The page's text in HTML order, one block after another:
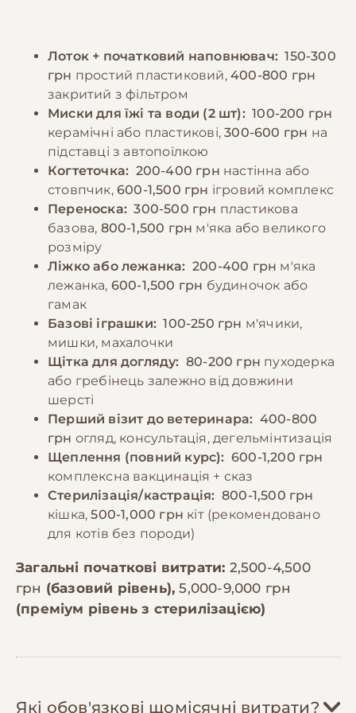
активність необхідні для підтримки здоров'я
та запобігання поведінковим проблемам.
🎁 −10% на зоотовари
За промокодом E-PET
годувати 2-3 рази на день, дотримуючись
регулярного режиму. Потрібно уникати
годування зі столу та продуктів, які можуть
бути шкідливими для котів. При зміні типу
корму необхідно робити це поступово
протягом 7-10 днів. Важливо спостерігати за
реакцією кота на їжу та коригувати раціон
за необхідності.
🎁 −10% на зоотовари
За промокодом E-PET
Лоток + початковий наповнювач: 150-300
грн простий пластиковий,400-800 грн
закритий з фільтром
Миски для їжі та води (2 шт): 100-200 грн
керамічні або пластикові,300-600 грн на
підставці з автопоїлкою
Когтеточка: 200-400 грн настінна або
стовпчик, 600-1,500 грн ігровий комплекс
Переноска: 300-500 грн пластикова
базова, 800-1,500 грн м'яка або великого
розміру
Ліжко або лежанка: 200-400 грн м'яка
лежанка, 600-1,500 грн будиночок або
гамак
Базові іграшки: 100-250 грн м'ячики,
мишки, махалочки
Щітка для догляду: 80-200 грн пуходерка
або гребінець залежно від довжини
шерсті
Перший візит до ветеринара: 400-800
грн огляд, консультація, дегельмінтизація
Щеплення (повний курс): 600-1,200 грн
комплексна вакцинація + сказ
Стерилізація/кастрація: 800-1,500 грн
кішка,500-1,000 грн кіт (рекомендовано
для котів без породи)
Загальні початкові витрати: 2,500-4,500
грн (базовий рівень),5,000-9,000 грн
(преміум рівень з стерилізацією)
Які обов'язкові щомісячні витрати?